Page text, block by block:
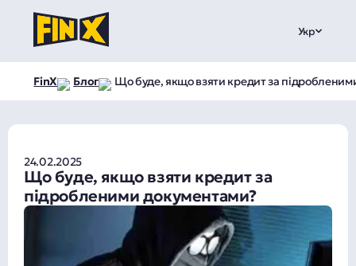
Укр
FinX Блог Що буде, якщо взяти кредит за
24.02.2025
Що буде, якщо взяти кредит за
підробленими документами?